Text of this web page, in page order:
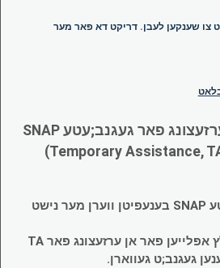
צו שענקען לעבן. דריקט דא פאר מער
וויכטיגע טוישונגען צו ערזעצונג פאר געגנב;עטע SNAP
און צייטווייליגע הילף (Temporary Assistance, TA)
אפליקאציעס פאר געגנב;טע SNAP בענעפיטן ווערן מער נישט
הויזגעזינדער קענען נאכאלץ אפּלייען פאר אן ערזעצונג פאר TA
געגנב;ט געווארן.